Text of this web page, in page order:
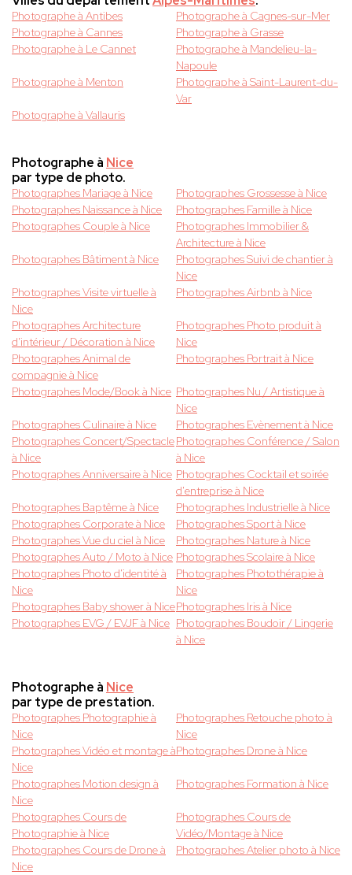
Photographe à Antibes
Photographe à Cagnes-sur-Mer
Photographe à Cannes
Photographe à Grasse
Photographe à Le Cannet
Photographe à Mandelieu-la-
Napoule
Photographe à Menton
Photographe à Saint-Laurent-du-
Var
Photographe à Vallauris
Photographe à Nice
par type de photo.
Photographes Mariage à Nice
Photographes Grossesse à Nice
Photographes Naissance à Nice
Photographes Famille à Nice
Photographes Couple à Nice
Photographes Immobilier &
Architecture à Nice
Photographes Bâtiment à Nice
Photographes Suivi de chantier à
Nice
Photographes Visite virtuelle à
Nice
Photographes Airbnb à Nice
Photographes Architecture
d'intérieur / Décoration à Nice
Photographes Photo produit à
Nice
Photographes Animal de
compagnie à Nice
Photographes Portrait à Nice
Photographes Mode/Book à Nice Photographes Nu / Artistique à
Nice
Photographes Culinaire à Nice
Photographes Evènement à Nice
Photographes Concert/Spectacle
à Nice
Photographes Conférence / Salon
à Nice
Photographes Anniversaire à Nice Photographes Cocktail et soirée
d'entreprise à Nice
Photographes Baptême à Nice
Photographes Industrielle à Nice
Photographes Corporate à Nice
Photographes Sport à Nice
Photographes Vue du ciel à Nice
Photographes Nature à Nice
Photographes Auto / Moto à Nice Photographes Scolaire à Nice
Photographes Photo d'identité à
Nice
Photographes Photothérapie à
Nice
Photographes Baby shower à NicePhotographes Iris à Nice
Photographes EVG / EVJF à Nice Photographes Boudoir / Lingerie
à Nice
Photographe à Nice
par type de prestation.
Photographes Photographie à
Nice
Photographes Retouche photo à
Nice
Photographes Vidéo et montage à
Nice
Photographes Drone à Nice
Photographes Motion design à
Nice
Photographes Formation à Nice
Photographes Cours de
Photographie à Nice
Photographes Cours de
Vidéo/Montage à Nice
Photographes Cours de Drone à
Nice
Photographes Atelier photo à Nice